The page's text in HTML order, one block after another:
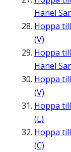
Hänel
Hoppa till
(V)
Hoppa till
Hänel
Hoppa till
(V)
Hoppa till
(L)
Hoppa till
(C)